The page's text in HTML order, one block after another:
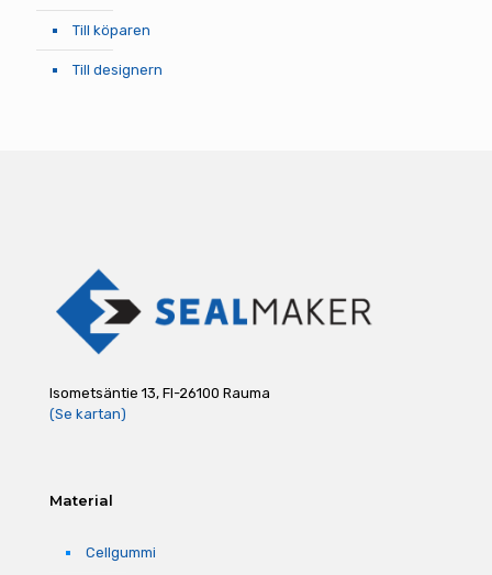
Till köparen
Till designern
Isometsäntie 13, FI-26100 Rauma
(Se kartan)
Material
Cellgummi